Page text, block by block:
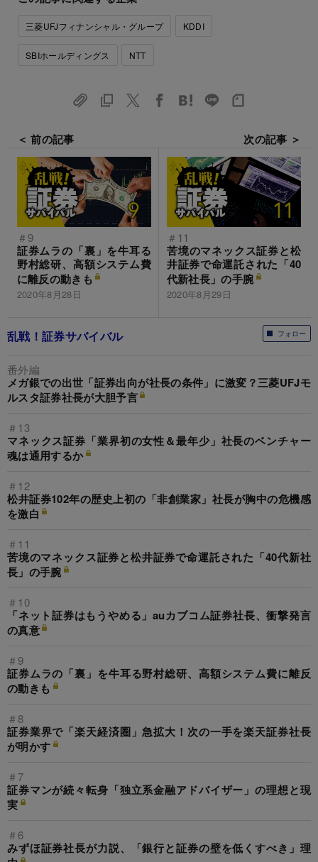
三菱UFJフィナンシャル・グループ KDDI
SBIホールディングス NTT
＜ 前の記事
＃9
証券ムラの「裏」を牛耳る
野村総研、高額システム費
に離反の動きも
2020年8月28日
次の記事 ＞
＃11
苦境のマネックス証券と松
井証券で命運託された「40
代新社長」の手腕
2020年8月29日
フォロー
乱戦！証券サバイバル
番外編
メガ銀での出世「証券出向が社長の条件」に激変？三菱UFJモ
ルスタ証券社長が大胆予言
＃13
マネックス証券「業界初の女性＆最年少」社長のベンチャー
魂は通用するか
＃12
松井証券102年の歴史上初の「非創業家」社長が胸中の危機感
を激白
＃11
苦境のマネックス証券と松井証券で命運託された「40代新社
長」の手腕
＃10
「ネット証券はもうやめる」auカブコム証券社長、衝撃発言
の真意
＃9
証券ムラの「裏」を牛耳る野村総研、高額システム費に離反
の動きも
＃8
証券業界で「楽天経済圏」急拡大！次の一手を楽天証券社長
が明かす
＃7
証券マンが続々転身「独立系金融アドバイザー」の理想と現
実
＃6
みずほ証券社長が力説、「銀行と証券の壁を低くすべき」理